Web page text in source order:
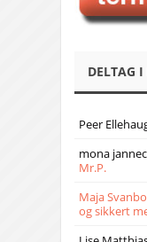
DELTAG
Peer
mona
Mr.P.
Maja
og sikkert